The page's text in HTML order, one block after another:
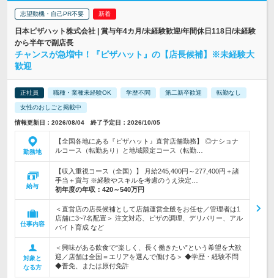
志望動機・自己PR不要
日本ピザハット株式会社 | 賞与年4カ月/未経験歓迎/年間休日118日/未経験
から半年で副店長
チャンスが急増中！『ピザハット』の【店長候補】※未経験大
歓迎
正社員 職種・業種未経験OK 学歴不問 第二新卒歓迎 転勤なし
女性のおしごと掲載中
情報更新日：2026/08/04 終了予定日：2026/10/05
勤務地
【全国各地にある『ピザハット』直営店舗勤務】 ◎ナショナ
ルコース（転勤あり）と地域限定コース（転勤…
給与
【収入重視コース（全国）】 月給245,400円～277,400円＋諸
手当＋賞与 ※経験やスキルを考慮のうえ決定…
初年度の年収： 420～540万円
仕事内容
＜直営店の店長候補として店舗運営全般をお任せ／管理者は1
店舗に3~7名配置＞ 注文対応、ピザの調理、デリバリー、アル
バイト育成 など
対象と
なる方
＜興味がある飲食で“楽しく、長く働きたい”という希望を大歓
迎／店舗は全国＝エリアを選んで働ける＞ ◆学歴・経験不問
◆普免、または原付免許